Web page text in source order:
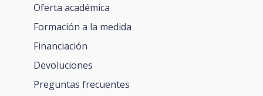
Oferta académica
Formación a la medida
Financiación
Devoluciones
Preguntas frecuentes